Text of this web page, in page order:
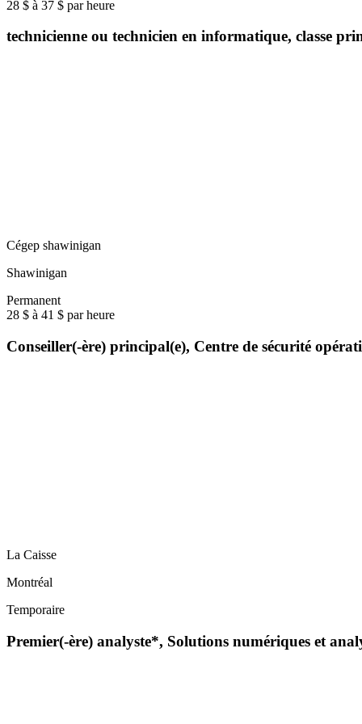
28 $ à 37 $ par heure
technicienne ou technicien en informatique, classe
Cégep shawinigan
Shawinigan
Permanent
28 $ à 41 $ par heure
Conseiller(-ère) principal(e), Centre de sécurité
La Caisse
Montréal
Temporaire
Premier(-ère) analyste*, Solutions numériques et